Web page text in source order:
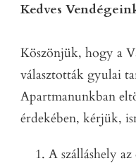
Kedves
Köszönjük, hogy a
választották gyulai
Apartmanunkban
érdekében, kérjük,
A szálláshely